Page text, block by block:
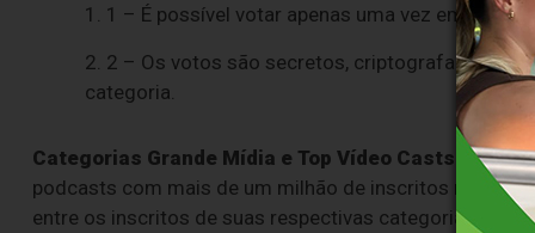
1 – É possível votar apenas uma vez em um
2 – Os votos são secretos, criptografados e é
categoria.
Categorias Grande Mídia e Top Vídeo Casts Os
podcasts com mais de um milhão de inscritos no
entre os inscritos de suas respectivas categorias.